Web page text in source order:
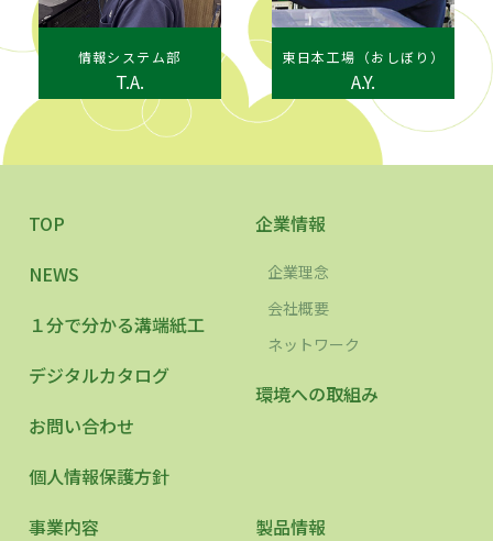
情報システム部
T.A.
東日本工場（おしぼり）
A.Y.
TOP
NEWS
１分で分かる溝端紙工
デジタルカタログ
お問い合わせ
個人情報保護方針
企業情報
企業理念
会社概要
ネットワーク
環境への取組み
事業内容 製品情報